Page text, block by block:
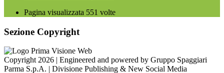
Pagina visualizzata 551 volte
Sezione Copyright
Copyright 2026 | Engineered and powered by Gruppo Spaggiari
Parma S.p.A. | Divisione Publishing & New Social Media